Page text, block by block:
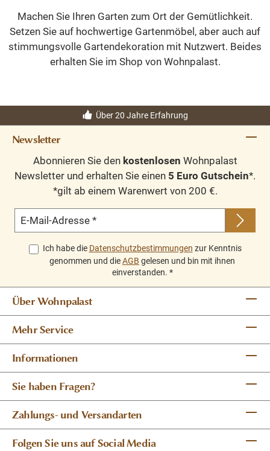
Machen Sie Ihren Garten zum Ort der Gemütlichkeit.
Setzen Sie auf hochwertige Gartenmöbel, aber auch auf
stimmungsvolle Gartendekoration mit Nutzwert. Beides
erhalten Sie im Shop von Wohnpalast.
Über 20 Jahre Erfahrung
Newsletter
Abonnieren Sie den kostenlosen Wohnpalast
Newsletter und erhalten Sie einen 5 Euro Gutschein*.
*gilt ab einem Warenwert von 200 €.
E-Mail-Adresse *
Ich habe die Datenschutzbestimmungen zur Kenntnis
genommen und dieAGB gelesen und bin mit ihnen
einverstanden. *
Über Wohnpalast
Mehr Service
Informationen
Sie haben Fragen?
Zahlungs- und Versandarten
Folgen Sie uns auf Social Media